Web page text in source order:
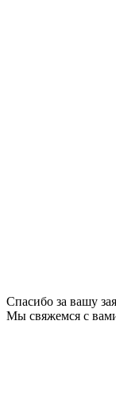
Спасибо за вашу
Мы свяжемся с